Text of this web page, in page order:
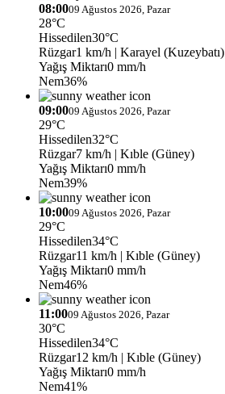
08:0009 Ağustos 2026, Pazar
28°C
Hissedilen30°C
Rüzgar1 km/h | Karayel (Kuzeybatı)
Yağış Miktarı0 mm/h
Nem36%
09:0009 Ağustos 2026, Pazar
29°C
Hissedilen32°C
Rüzgar7 km/h | Kıble (Güney)
Yağış Miktarı0 mm/h
Nem39%
10:0009 Ağustos 2026, Pazar
29°C
Hissedilen34°C
Rüzgar11 km/h | Kıble (Güney)
Yağış Miktarı0 mm/h
Nem46%
11:0009 Ağustos 2026, Pazar
30°C
Hissedilen34°C
Rüzgar12 km/h | Kıble (Güney)
Yağış Miktarı0 mm/h
Nem41%